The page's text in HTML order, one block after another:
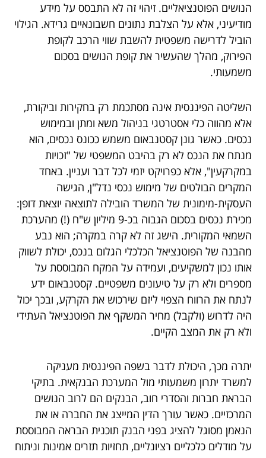
הנושים הפוטנציאליים. זיהוי זה לא התבסס על מידע
מודיעיני, אלא על הצלבת נתונים חשבונאיים גרידא. הגילוי
הוביל לדרישה משפטית להשבת שווי הרכב לקופת
הפירוק, מהלך שהעשיר את קופת הנושים בסכום
משמעותי.
השליטה הפיננסית אינה מסתכמת רק בחקירות וביקורת,
אלא מהווה כלי אסטרטגי בניהול משא ומתן ובמימוש
נכסים. כאשר גונן קסטנבאום משמש ככונס נכסים, הוא
מנתח את הנכס לא רק בהיבט המשפטי של "זכויות
במקרקעין", אלא כפרויקט יזמי לכל דבר ועניין. באחד
המקרים הבולטים של מימוש נכסי נדל"ן, הגישה
העסקית-מימונית של המשרד הובילה לתוצאה יוצאת דופן:
מכירת נכסים בסכום הגבוה בכ-9 מיליון ש"ח (!) מהערכת
השמאי המקורית. הישג זה לא קרה במקרה; הוא נבע
מהבנה של הפוטנציאל הכלכלי הגלום בנכס, יכולת לשווק
אותו נכון למשקיעים, ועמידה על המקח המבוססת על
מספרים ולא רק על טיעונים משפטיים. קסטנבאום ידע
לנתח את הרווח הצפוי ליזם שירכוש את הקרקע, ובכך יכול
היה לדרוש (ולקבל) מחיר המשקף את הפוטנציאל העתידי
ולא רק את המצב הקיים.
יתרה מכך, היכולת לדבר בשפה הפיננסית מעניקה
למשרד יתרון משמעותי מול המערכת הבנקאית. בתיקי
הבראת חברות והסדרי חוב, הבנקים הם לרוב הנושים
המרכזיים. כאשר עורך הדין המייצג את החברה או את
הנאמן מסוגל להציג בפני הבנק תוכנית הבראה המבוססת
על מודלים כלכליים רציונליים, תחזיות תזרים אמינות וניתוח